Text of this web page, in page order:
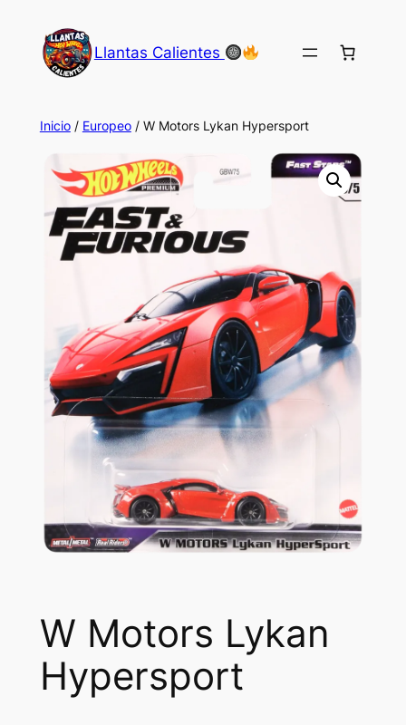
contenido
Llantas Calientes
Inicio/ Europeo/ W Motors Lykan Hypersport
W Motors Lykan
Hypersport